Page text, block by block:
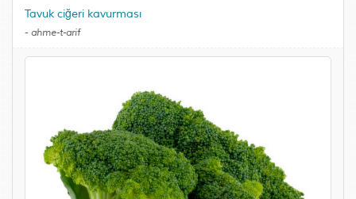
Tavuk ciğeri kavurması
- ahme-t-arif